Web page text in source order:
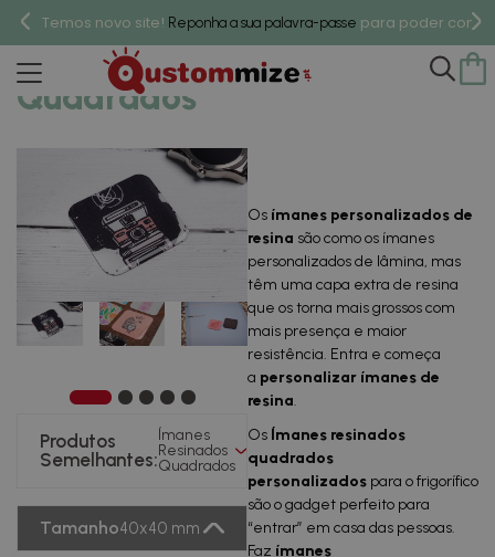
Temos novo site! Reponha a sua palavra-passe para poder
Ímanes Resinados
Quadrados
Produtos
Semelhantes:
Ímanes
Resinados
Quadrados
Tamanho40x40 mm
Os ímanes personalizados de
resina são como os ímanes
personalizados de lâmina, mas
têm uma capa extra de resina
que os torna mais grossos com
mais presença e maior
resistência. Entra e começa
a personalizar ímanes de
resina.
Os Ímanes resinados
quadrados
personalizados para o frigorífico
são o gadget perfeito para
“entrar” em casa das pessoas.
Faz ímanes